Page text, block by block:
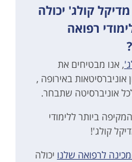
קולג' יכולה
רפואה
, אנו מבטיחים את
אוניברסיטאות באירופה ,
אוניברסיטה שתבחר.
המקיפה ביותר ללימודי
קולג'!
לרפואה שלנו יכולה